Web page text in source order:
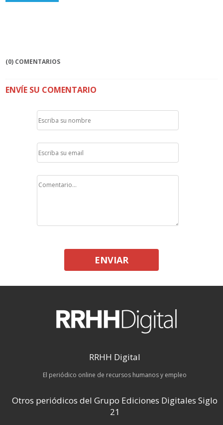
(0) COMENTARIOS
ENVÍE SU COMENTARIO
ENVIAR
RRHH Digital
El periódico online de recursos humanos y empleo
Otros periódicos del Grupo Ediciones Digitales Siglo
21